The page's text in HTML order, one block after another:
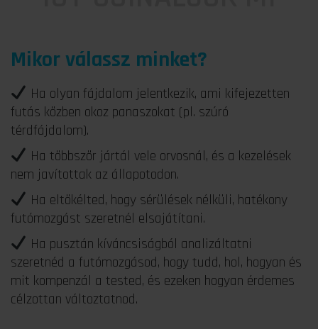
Mikor válassz minket?
Ha olyan fájdalom jelentkezik, ami kifejezetten
futás közben okoz panaszokat (pl. szúró
térdfájdalom).
Ha többször jártál vele orvosnál, és a kezelések
nem javítottak az állapotodon.
Ha eltökélted, hogy sérülések nélküli, hatékony
futómozgást szeretnél elsajátítani.
Ha pusztán kíváncsiságból analizáltatni
szeretnéd a futómozgásod, hogy tudd, hol, hogyan és
mit kompenzál a tested, és ezeken hogyan érdemes
célzottan változtatnod.